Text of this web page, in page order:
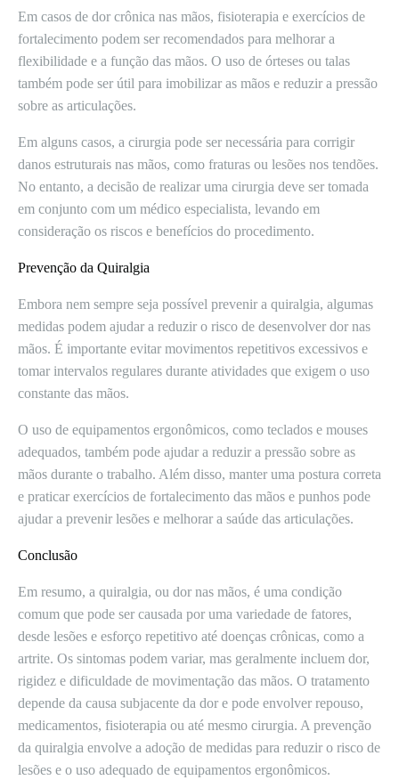
Em casos de dor crônica nas mãos, fisioterapia e exercícios de
fortalecimento podem ser recomendados para melhorar a
flexibilidade e a função das mãos. O uso de órteses ou talas
também pode ser útil para imobilizar as mãos e reduzir a pressão
sobre as articulações.
Em alguns casos, a cirurgia pode ser necessária para corrigir
danos estruturais nas mãos, como fraturas ou lesões nos tendões.
No entanto, a decisão de realizar uma cirurgia deve ser tomada
em conjunto com um médico especialista, levando em
consideração os riscos e benefícios do procedimento.
Prevenção da Quiralgia
Embora nem sempre seja possível prevenir a quiralgia, algumas
medidas podem ajudar a reduzir o risco de desenvolver dor nas
mãos. É importante evitar movimentos repetitivos excessivos e
tomar intervalos regulares durante atividades que exigem o uso
constante das mãos.
O uso de equipamentos ergonômicos, como teclados e mouses
adequados, também pode ajudar a reduzir a pressão sobre as
mãos durante o trabalho. Além disso, manter uma postura correta
e praticar exercícios de fortalecimento das mãos e punhos pode
ajudar a prevenir lesões e melhorar a saúde das articulações.
Conclusão
Em resumo, a quiralgia, ou dor nas mãos, é uma condição
comum que pode ser causada por uma variedade de fatores,
desde lesões e esforço repetitivo até doenças crônicas, como a
artrite. Os sintomas podem variar, mas geralmente incluem dor,
rigidez e dificuldade de movimentação das mãos. O tratamento
depende da causa subjacente da dor e pode envolver repouso,
medicamentos, fisioterapia ou até mesmo cirurgia. A prevenção
da quiralgia envolve a adoção de medidas para reduzir o risco de
lesões e o uso adequado de equipamentos ergonômicos.